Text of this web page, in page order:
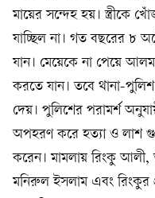
মায়ের সন্দেহ হয়। স্ত্রীকে
যাচ্ছিল না। গত বছরের ৮
যান। মেয়েকে না পেয়ে
করতে যান। তবে থানা-
দেয়। পুলিশের পরামর্শ
অপহরণ করে হত্যা ও লাশ
করেন। মামলায় রিংকু
মনিরুল ইসলাম এবং রিংকুর